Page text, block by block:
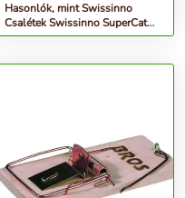
Hasonlók, mint Swissinno
Csalétek Swissinno SuperCat
1011001 egérfogóhoz